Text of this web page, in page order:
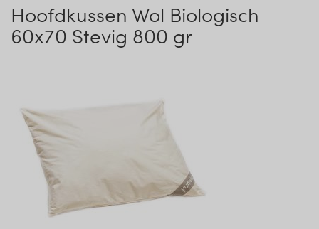
Hoofdkussen Wol Biologisch
60x70 Stevig 800 gr